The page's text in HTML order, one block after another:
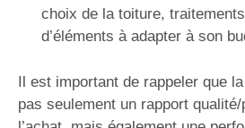
choix de la toiture,
d’éléments à adapter à son
Il est important de rappeler que
pas seulement un rapport